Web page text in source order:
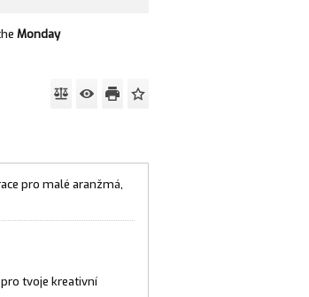
Monday
pro malé aranžmá,
tvoje kreativní